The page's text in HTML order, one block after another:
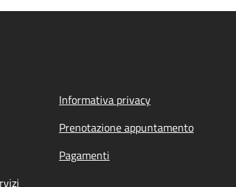
Informativa privacy
Prenotazione appuntamento
Pagamenti